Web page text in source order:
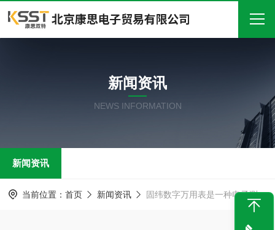
关于我们
产品中心
在线留言
新闻资讯
NEWS INFORMATION
新闻资讯
当前位置： 首页 新闻资讯 固纬数字万用表是一种电子测量仪器